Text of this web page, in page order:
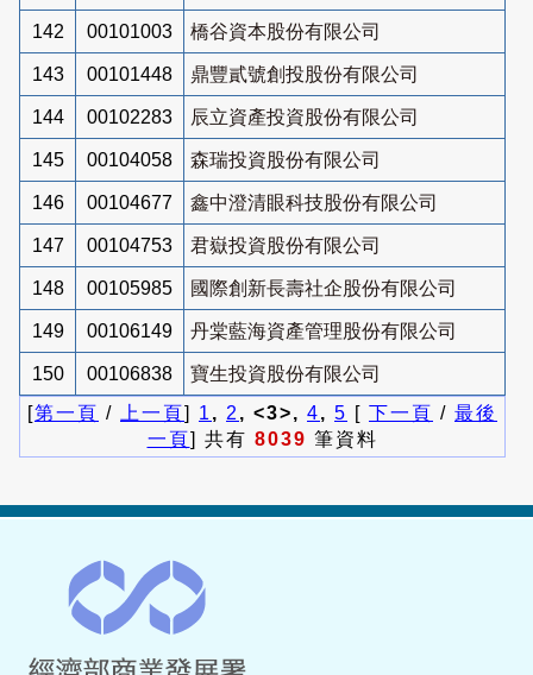
142 00101003 橋谷資本股份有限公司
143 00101448 鼎豐貳號創投股份有限公司
144 00102283 辰立資產投資股份有限公司
145 00104058 森瑞投資股份有限公司
146 00104677 鑫中澄清眼科技股份有限公司
147 00104753 君嶽投資股份有限公司
148 00105985 國際創新長壽社企股份有限公司
149 00106149 丹棠藍海資產管理股份有限公司
150 00106838
寶生投資股份有限公司
[第一頁 / 上一頁] 1 , 2 , <3>, 4, 5 [ 下一頁 / 最後
一頁] 共有 8039 筆資料